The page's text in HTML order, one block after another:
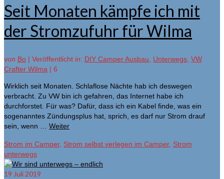
Seit Monaten kämpfe ich mit
der Stromzufuhr für Wilma
von Bo | Veröffentlicht in: DIY Camper Ausbau, Unterwegs, VW
Crafter Wilma | 6
Wirklich seit Monaten. Schlaflose Nächte hab ich deswegen
verbracht. Zu VW bin ich gefahren, das Internet habe ich
durchforstet. Für was? Dafür, dass ich ein Kabel finde, was ein
sogenanntes Zündungsplus hat, sprich, es darf nur Strom drauf
sein, wenn … Weiter
Strom im Camper, Strom selbst verlegen im Camper, Strom
unterwegs
19 Juli 2019